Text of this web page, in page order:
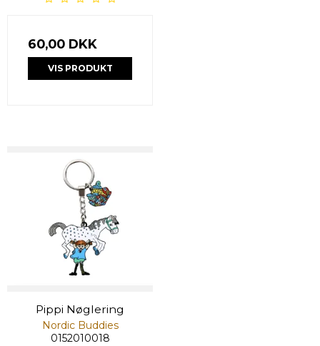
60,00 DKK
VIS PRODUKT
Pippi Nøglering
Nordic Buddies
0152010018